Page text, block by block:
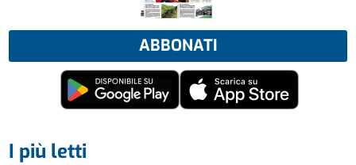
ABBONATI
I più letti